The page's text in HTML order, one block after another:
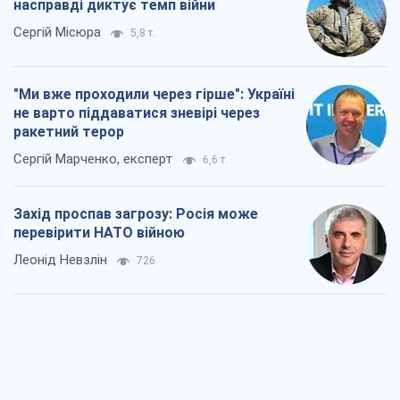
насправді диктує темп війни
Сергій Місюра 5,8 т.
"Ми вже проходили через гірше": Україні
не варто піддаватися зневірі через
ракетний терор
Сергій Марченко, експерт 6,6 т.
Захід проспав загрозу: Росія може
перевірити НАТО війною
Леонід Невзлін 726